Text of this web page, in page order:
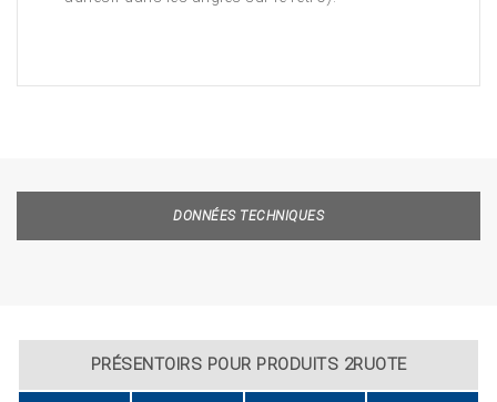
DONNÉES TECHNIQUES
PRÉSENTOIRS POUR PRODUITS 2RUOTE